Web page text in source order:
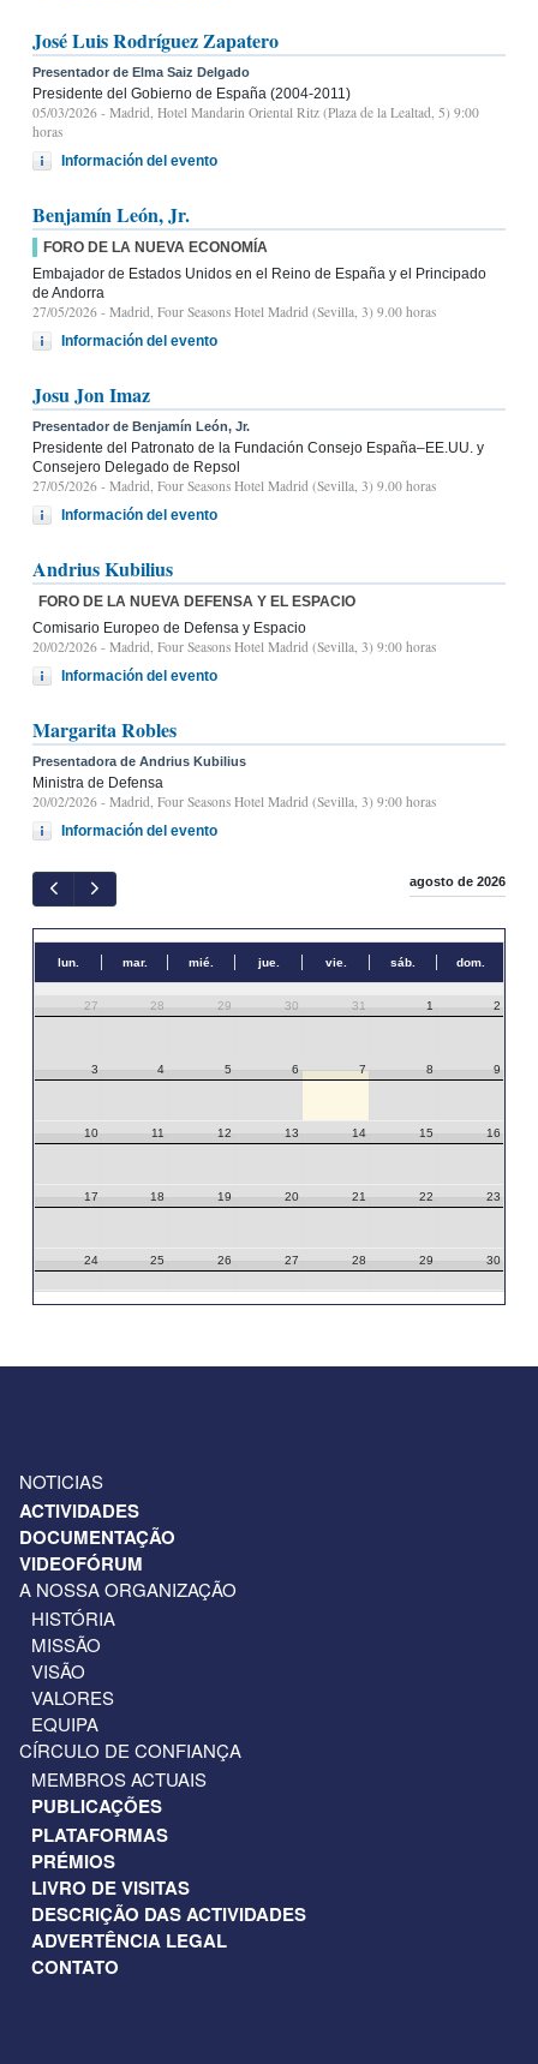
José Luis Rodríguez Zapatero
Presentador de Elma Saiz Delgado
Presidente del Gobierno de España (2004-2011)
05/03/2026 - Madrid, Hotel Mandarin Oriental Ritz (Plaza de la Lealtad, 5) 9:00
horas
Información del evento
Benjamín León, Jr.
FORO DE LA NUEVA ECONOMÍA
Embajador de Estados Unidos en el Reino de España y el Principado
de Andorra
27/05/2026 - Madrid, Four Seasons Hotel Madrid (Sevilla, 3) 9.00 horas
Información del evento
Josu Jon Imaz
Presentador de Benjamín León, Jr.
Presidente del Patronato de la Fundación Consejo España–EE.UU. y
Consejero Delegado de Repsol
27/05/2026 - Madrid, Four Seasons Hotel Madrid (Sevilla, 3) 9.00 horas
Información del evento
Andrius Kubilius
FORO DE LA NUEVA DEFENSA Y EL ESPACIO
Comisario Europeo de Defensa y Espacio
20/02/2026 - Madrid, Four Seasons Hotel Madrid (Sevilla, 3) 9:00 horas
Información del evento
Margarita Robles
Presentadora de Andrius Kubilius
Ministra de Defensa
20/02/2026 - Madrid, Four Seasons Hotel Madrid (Sevilla, 3) 9:00 horas
Información del evento
agosto de 2026
lun. mar. mié. jue. vie. sáb. dom.
27 28 29 30 31 1 2
3 4 5 6 7 8 9
10 11 12 13 14 15 16
17 18 19 20 21 22 23
24 25 26 27 28 29 30
NOTICIAS
ACTIVIDADES
DOCUMENTAÇÃO
VIDEOFÓRUM
A NOSSA ORGANIZAÇÃO
HISTÓRIA
MISSÃO
VISÃO
VALORES
EQUIPA
CÍRCULO DE CONFIANÇA
MEMBROS ACTUAIS
PUBLICAÇÕES
PLATAFORMAS
PRÉMIOS
LIVRO DE VISITAS
DESCRIÇÃO DAS ACTIVIDADES
ADVERTÊNCIA LEGAL
CONTATO